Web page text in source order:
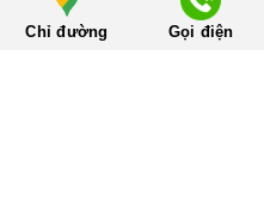
Chỉ đường Gọi điện